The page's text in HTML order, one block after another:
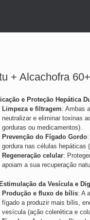
+ Alcachofra
e Proteção Hepática
Limpeza e filtragem: Ambas
neutralizar e eliminar toxinas
gorduras ou medicamentos).
Prevenção do Fígado Gordo
gordura nas células hepáticas
Regeneração celular:
apoiam a sua recuperação
da Vesícula e
Produção e fluxo de bílis: A
fígado a produzir mais bílis,
vesícula (ação colerética e